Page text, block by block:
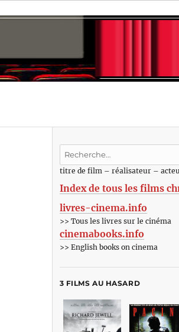
Recherche
:titre de film – réalisateur –
Index de tous les films
livres-cinema.info
>> Tous les livres sur le cinéma
cinemabooks.info
>> English books on cinema
3 FILMS AU HASARD